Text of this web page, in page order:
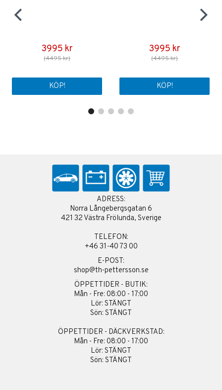
3995 kr
(4495 kr)
KÖP!
3995 kr
(4495 kr)
KÖP!
ADRESS:
Norra Långebergsgatan 6
421 32 Västra Frölunda, Sverige
TELEFON:
+46 31-40 73 00
E-POST:
shop@th-pettersson.se
ÖPPETTIDER - BUTIK:
Mån - Fre: 08:00 - 17:00
Lör: STÄNGT
Sön: STÄNGT
ÖPPETTIDER - DÄCKVERKSTAD:
Mån - Fre: 08:00 - 17:00
Lör: STÄNGT
Sön: STÄNGT